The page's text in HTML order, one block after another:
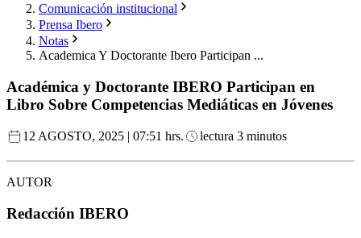
Comunicación institucional
Prensa Ibero
Notas
Academica Y Doctorante Ibero Participan ...
Académica y Doctorante IBERO Participan en
Libro Sobre Competencias Mediáticas en Jóvenes
12 AGOSTO, 2025 | 07:51 hrs. lectura 3 minutos
AUTOR
Redacción IBERO